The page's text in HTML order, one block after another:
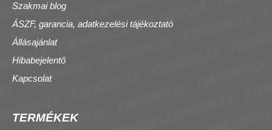
Szakmai blog
ÁSZF, garancia, adatkezelési tájékoztató
Állásajánlat
Hibabejelentő
Kapcsolat
TERMÉKEK